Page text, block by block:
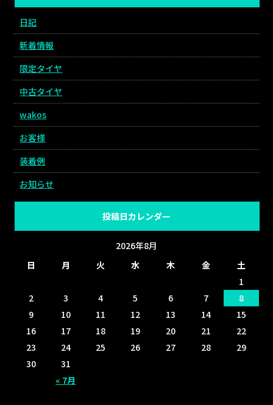
日記
新着情報
限定タイヤ
中古タイヤ
wakos
お客様
装着例
お知らせ
投稿日カレンダー
2026年8月
日
月 火 水 木 金 土
« 7月
1
2
3 4 5 6 7
8
9
10 11 12 13 14
15
16
17 18 19 20 21
22
23
24 25 26 27 28
29
30
31